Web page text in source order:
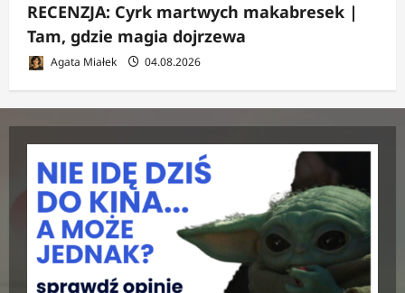
RECENZJA: Cyrk martwych makabresek |
Tam, gdzie magia dojrzewa
Agata Miałek 04.08.2026